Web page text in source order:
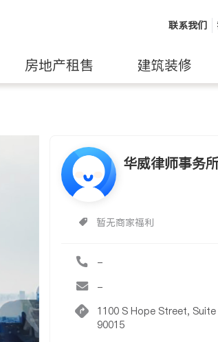
联系我们
房地产租售 建筑装修
华威律师事务
暂无商家福利
-
-
1100 S Hope Street,
90015